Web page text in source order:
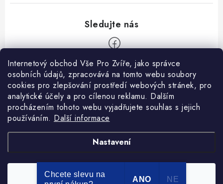
Internetový obchod Vše Pro Zvíře, jako správce
osobních údajů, zpracovává na tomto webu soubory
cookies pro zlepšování prostředí webových stránek, pro
analytické účely a pro cílenou reklamu. Dalším
procházením tohoto webu vyjadřujete souhlas s jejich
používáním. Další informace
Nastavení
Souhlasím
Informace pro Vás
Ceník dopravy
Kontakty
Obchodní podmínky
Podmínky ochrany osobních údajů
Heuréka recenze
Copyright 2026Vše Pro Zvíře . Všechna práva vyhrazena.
Chcete slevu na
ANO NE